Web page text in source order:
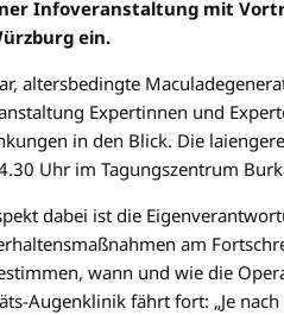
Infoveranstaltung mit
ein.
altersbedingte
Expertinnen und
in den Blick. Die
Uhr im Tagungszentrum
dabei ist die
am
wann und wie die
Augenklinik fährt fort: „Je